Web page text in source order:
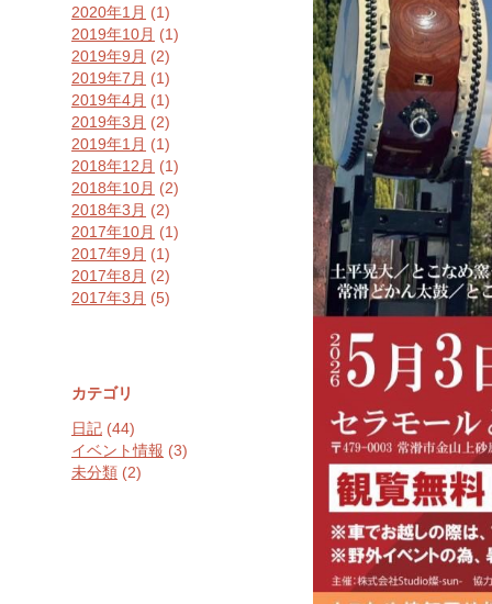
2020年1月 (1)
2019年10月 (1)
2019年9月 (2)
2019年7月 (1)
2019年4月 (1)
2019年3月 (2)
2019年1月 (1)
2018年12月 (1)
2018年10月 (2)
2018年3月 (2)
2017年10月 (1)
2017年9月 (1)
2017年8月 (2)
2017年3月 (5)
カテゴリ
日記 (44)
イベント情報 (3)
未分類 (2)